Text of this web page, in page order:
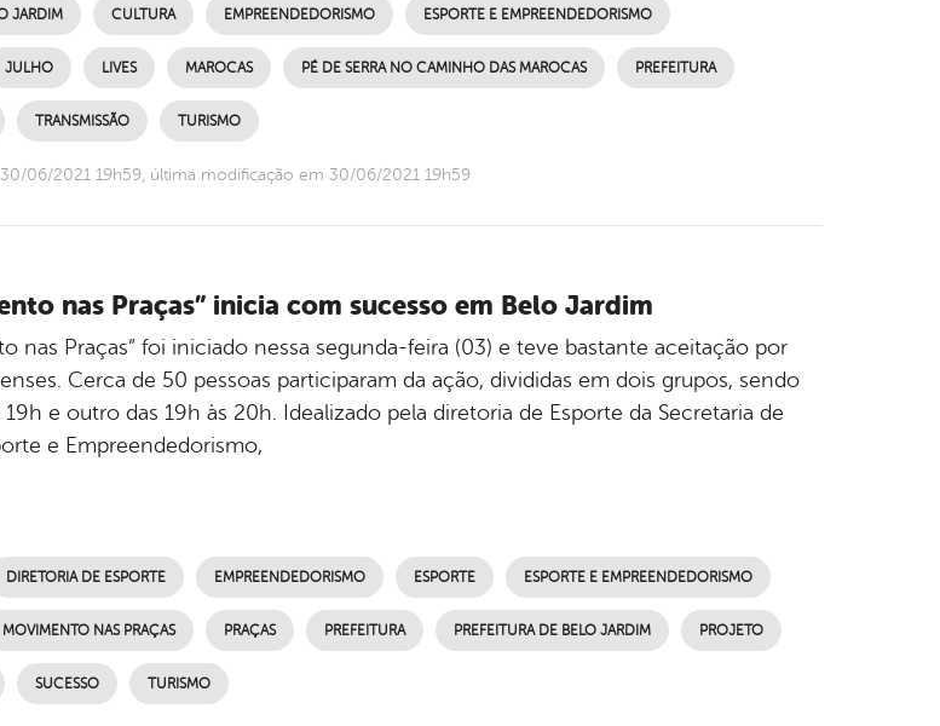
JARDIM CULTURA EMPREENDEDORISMO ESPORTE E EMPREENDEDORISMO
JULHO LIVES MAROCAS PÉ DE SERRA NO CAMINHO DAS MAROCAS PREFEITURA
TRANSMISSÃO TURISMO
06/2021 19h59, última modificação em 30/06/2021 19h59
nas Praças” inicia com sucesso em Belo Jardim
nas Praças” foi iniciado nessa segunda-feira (03) e teve bastante aceitação por
Cerca de 50 pessoas participaram da ação, divididas em dois grupos, sendo
e outro das 19h às 20h. Idealizado pela diretoria de Esporte da Secretaria de
e Empreendedorismo,
DIRETORIA DE ESPORTE EMPREENDEDORISMO ESPORTE ESPORTE E EMPREENDEDORISMO
MOVIMENTO NAS PRAÇAS PRAÇAS PREFEITURA PREFEITURA DE BELO JARDIM PROJETO
SUCESSO TURISMO